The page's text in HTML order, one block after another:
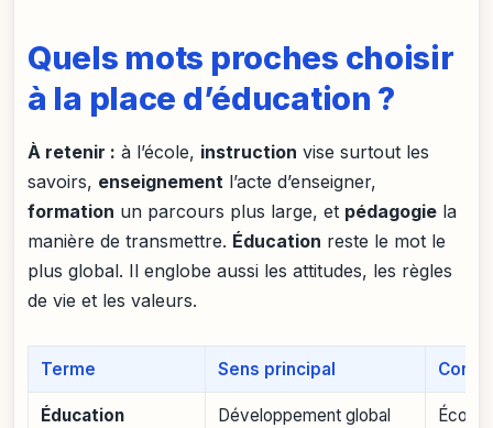
Quels mots proches choisir
à la place d’éducation ?
À retenir : à l’école, instruction vise surtout les
savoirs, enseignement l’acte d’enseigner,
formation un parcours plus large, et pédagogie la
manière de transmettre. Éducation reste le mot le
plus global. Il englobe aussi les attitudes, les règles
de vie et les valeurs.
Terme Sens principal
Éducation Développement global